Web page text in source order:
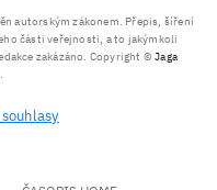
autorským zákonem. Přepis, šíření
části veřejnosti, a to jakýmkoli
zakázáno. Copyright ©Jaga